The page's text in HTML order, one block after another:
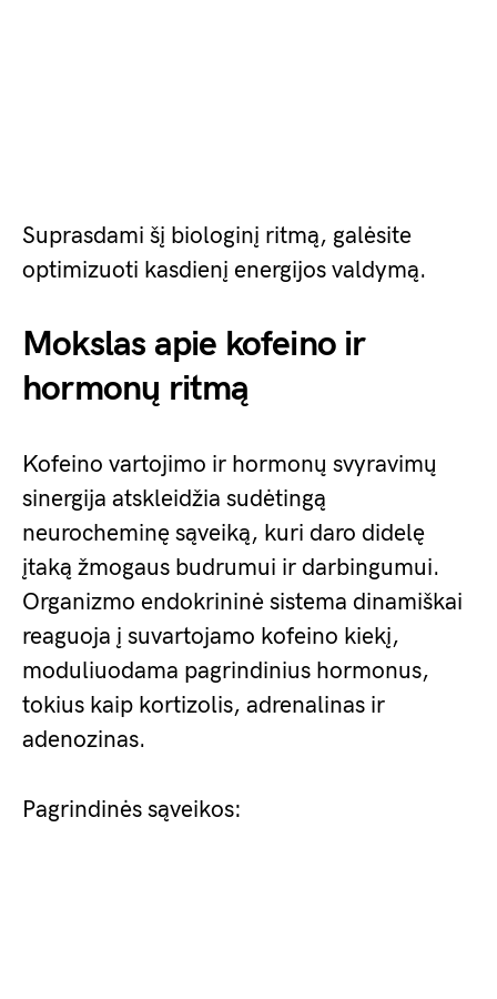
Suprasdami šį biologinį ritmą, galėsite
optimizuoti kasdienį energijos valdymą.
Mokslas apie kofeino ir
hormonų ritmą
Kofeino vartojimo ir hormonų svyravimų
sinergija atskleidžia sudėtingą
neurocheminę sąveiką, kuri daro didelę
įtaką žmogaus budrumui ir darbingumui.
Organizmo endokrininė sistema dinamiškai
reaguoja į suvartojamo kofeino kiekį,
moduliuodama pagrindinius hormonus,
tokius kaip kortizolis, adrenalinas ir
adenozinas.
Pagrindinės sąveikos: